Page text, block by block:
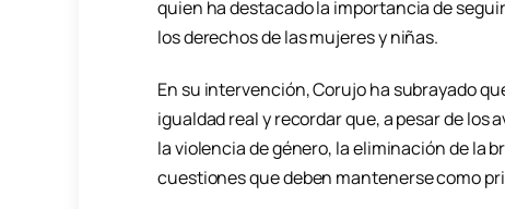
quien ha destacado la importancia de
los derechos de las mujeres y niñas.
En su intervención, Corujo ha subrayado
igualdad real y recordar que, a pesar de
la violencia de género, la eliminación de la
cuestiones que deben mantenerse como